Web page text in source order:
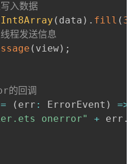
入数据
Int8Array ( data ) . fill ( 3
程发送信息
( view) ;
回调
= ( err : ErrorEvent ) =>
onerror" + err .